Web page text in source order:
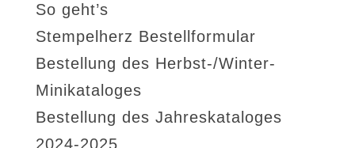
So geht’s
Stempelherz Bestellformular
Bestellung des Herbst-/Winter-
Minikataloges
Bestellung des Jahreskataloges
2024-2025